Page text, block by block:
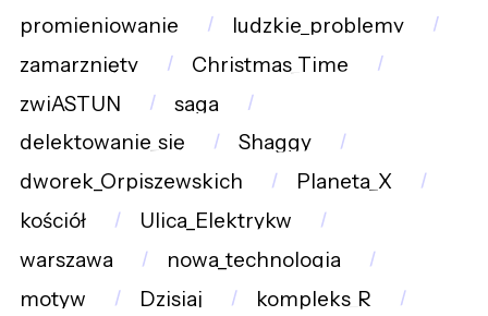
promieniowanie
ludzkie_problemy
zamarznięty
Christmas_Time
zwiASTUN
saga
delektowanie_się
Shaggy
dworek_Orpiszewskich
Planeta_X
kościół
Ulica_Elektrykw
warszawa
nowa_technologia
motyw
Dzisiaj
kompleks_R